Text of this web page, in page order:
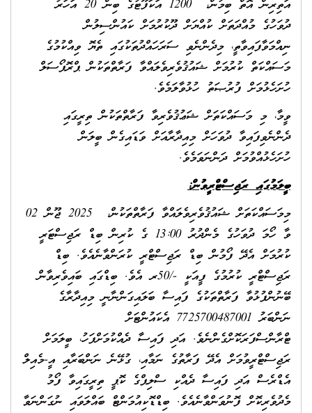
އަތިރިން އޮތް ބިމުން، 1200 އަކަފޫޓުގެ ބިން 20 އަހަރު
ދުވަހުގެ މުއްދަތަށް ކުއްޔަށް ދޫކުރުމަށް ކައުންސިލުން
ނިއްމަވާފައިވާތީ، މިދެންނެވި ސަރަހައްދުތަކުގައި ތެޔޮ ވިއްކުމުގެ
މަސައްކަތް ކުރުމަށް ޝައުޤުވެރިވެލައްވާ ފަރާތްތަކުން ޕްރޮޕޯސަލް
ހުށަހެޅުމަށް ފުރުޞަތު ހުޅުވާލަމެވެ.
ވީމާ، މި މަސައްކަތަށް ޝަޢުޤުވެރިވާ ފަރާތްތަކުން ތިރީގައި
ދެންނެވިފައިވާ ދުވަހަށް މިއިދާރާއަށް ވަޑައިގެން ބީލަން
ހުށަހެޅުއްވުމަށް ދަންނަވަމެވެ.
ބީލަމުގައި ރަޖިސްޓްރީވުން:
މިމަސައްކަތަށް ޝައުޤުވެރިވެލައްވާ ފަރާތްތަކުން، 2025 ޖޫން 02
ވާ ހޯމަ ދުވަހުގެ މެންދުރު 13:00 ގެ ކުރިން ބިޑް ރަޖިސްޓަރީ
ކުރުމަށް އެދޭ ފޯމުން ބިޑް ރަޖިސްޓްރީ ކުރަންވާނެއެވެ. ބިޑް
ރަޖިސްޓްރީ ކުރުމުގެ ފީއަކީ -/50ރ އެވެ. ބިޑްގައި ބައިވެރިވާން
ބޭނުންފުޅުވާ ފަރާތްތަކުގެ ފައިސާ ބަލައިގަންނާނީ މިއިދާރާގެ
ނަންބަރު 7725700487001 އެކައުންޓަށް
ޓްރާންސްފަރަކޮށްގެންނެވެ. އަދި ފައިސާ ދެއްކުމަށްފަހު، ބީލަމަށް
ރަޖިސްޓްރީވުމަށް އެދޭ ފަރާތުގެ ނަމާއި، ގުޅޭނެ ނަންބަރާއި އީ-މެއިލް
އެޑްރެސް އަދި ފައިސާ ދެއްކި ސްލިޕްގެ ކޮޕީ ތިރީގައިވާ ފޯމު
މެދުވެރިކޮށް ފޮނުވަންވާނެއެވެ. ބިޑްޑޮކިއުމަންޓް ބައްލަވައި ނުގަންނަވާ